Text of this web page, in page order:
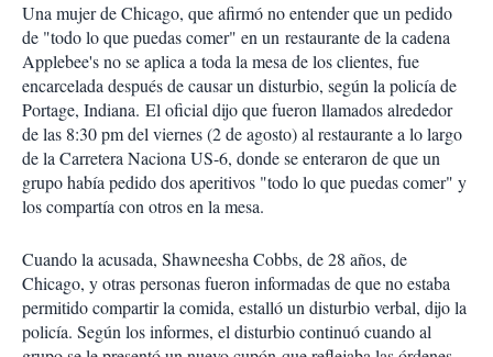
Una mujer de Chicago, que afirmó no entender que un pedido
de "todo lo que puedas comer" en un restaurante de la cadena
Applebee's no se aplica a toda la mesa de los clientes, fue
encarcelada después de causar un disturbio, según la policía de
Portage, Indiana. El oficial dijo que fueron llamados alrededor
de las 8:30 pm del viernes (2 de agosto) al restaurante a lo largo
de la Carretera Naciona US-6, donde se enteraron de que un
grupo había pedido dos aperitivos "todo lo que puedas comer" y
los compartía con otros en la mesa.
Cuando la acusada, Shawneesha Cobbs, de 28 años, de
Chicago, y otras personas fueron informadas de que no estaba
permitido compartir la comida, estalló un disturbio verbal, dijo la
policía. Según los informes, el disturbio continuó cuando al